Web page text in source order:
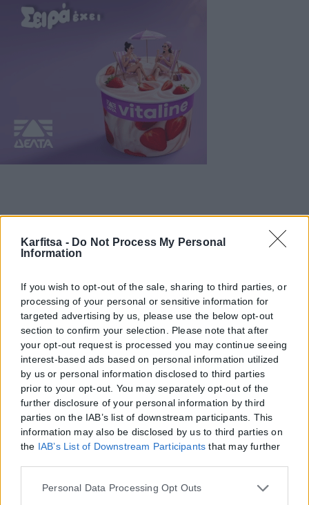
Karfitsa - Do Not Process My Personal
Information
If you wish to opt-out of the sale, sharing to third parties, or
processing of your personal or sensitive information for
targeted advertising by us, please use the below opt-out
section to confirm your selection. Please note that after
your opt-out request is processed you may continue seeing
interest-based ads based on personal information utilized
by us or personal information disclosed to third parties
prior to your opt-out. You may separately opt-out of the
further disclosure of your personal information by third
parties on the IAB’s list of downstream participants. This
information may also be disclosed by us to third parties on
the IAB’s List of Downstream Participants that may further
Please note that this website/app uses one or more Google
Personal Data Processing Opt Outs